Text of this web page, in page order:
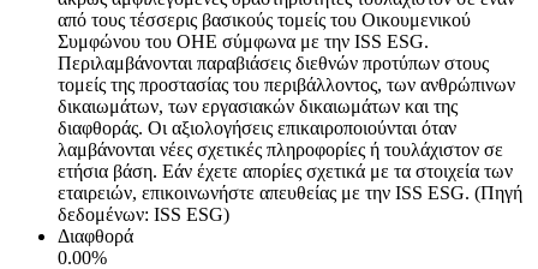
από τους τέσσερις βασικούς τομείς του Οικουμενικού
Συμφώνου του ΟΗΕ σύμφωνα με την ISS ESG.
Περιλαμβάνονται παραβιάσεις διεθνών προτύπων στους
τομείς της προστασίας του περιβάλλοντος, των ανθρώπινων
δικαιωμάτων, των εργασιακών δικαιωμάτων και της
διαφθοράς. Οι αξιολογήσεις επικαιροποιούνται όταν
λαμβάνονται νέες σχετικές πληροφορίες ή τουλάχιστον σε
ετήσια βάση. Εάν έχετε απορίες σχετικά με τα στοιχεία των
εταιρειών, επικοινωνήστε απευθείας με την ISS ESG. (Πηγή
δεδομένων: ISS ESG)
Διαφθορά
0.00%